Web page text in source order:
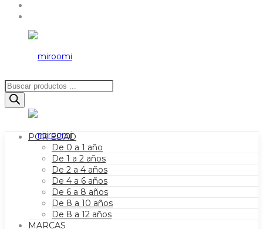
Búsqueda
de
productos
POR EDAD
De 0 a 1 año
De 1 a 2 años
De 2 a 4 años
De 4 a 6 años
De 6 a 8 años
De 8 a 10 años
De 8 a 12 años
MARCAS